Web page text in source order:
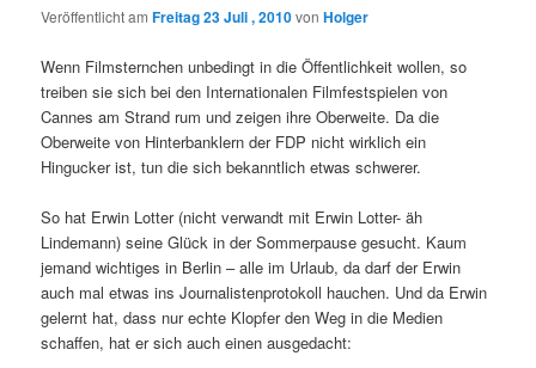
Veröffentlicht amFreitag 23 Juli , 2010vonHolger
Wenn Filmsternchen unbedingt in die Öffentlichkeit wollen, so
treiben sie sich bei den Internationalen Filmfestspielen von
Cannes am Strand rum und zeigen ihre Oberweite. Da die
Oberweite von Hinterbanklern der FDP nicht wirklich ein
Hingucker ist, tun die sich bekanntlich etwas schwerer.
So hat Erwin Lotter (nicht verwandt mit Erwin Lotter- äh
Lindemann) seine Glück in der Sommerpause gesucht. Kaum
jemand wichtiges in Berlin – alle im Urlaub, da darf der Erwin
auch mal etwas ins Journalistenprotokoll hauchen. Und da Erwin
gelernt hat, dass nur echte Klopfer den Weg in die Medien
schaffen, hat er sich auch einen ausgedacht: